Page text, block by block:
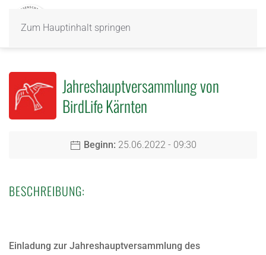
Zum Hauptinhalt springen
Jahreshauptversammlung von
BirdLife Kärnten
Beginn: 25.06.2022 - 09:30
BESCHREIBUNG:
Einladung zur Jahreshauptversammlung des